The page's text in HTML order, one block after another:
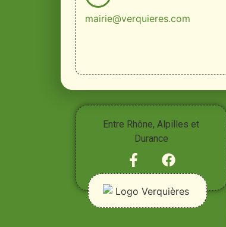
mairie@verquieres.com
Entre Rhône, Alpilles et
Durance